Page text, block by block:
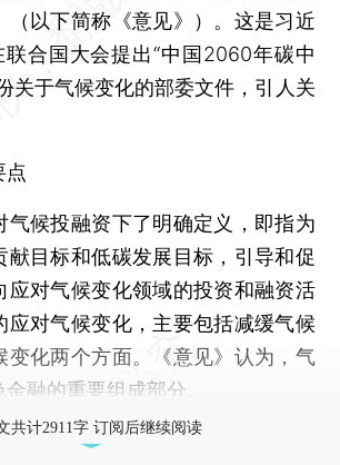
（以下简称《意见》）。这是习近
合国大会提出“中国2060年碳中
关于气候变化的部委文件，引人关
点
候投融资下了明确定义，即指为
献目标和低碳发展目标，引导和促
应对气候变化领域的投资和融资活
应对气候变化，主要包括减缓气候
变化两个方面。《意见》认为，气
融的重要组成部分。
共计2911字 订阅后继续阅读